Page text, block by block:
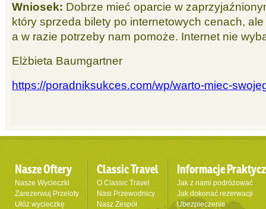
Wniosek: Dobrze mieć oparcie w
który sprzeda bilety po internetowych cenach,
a w razie potrzeby nam pomoże. Internet nie
Elżbieta Baumgartner
https://poradniksukces.com/wp/warto-miec-
Nasze Oftery
Nasze Wycieczki
Zarezerwuj Przeloty
Ułóż wycieczkę
Classic Travel
O Classic Travel
Nasi Przewodnicy
Nasz Zespół
Informacje
Jak z nami podróżować
Jak dokonać rezerwacji
Ubezpieczenie